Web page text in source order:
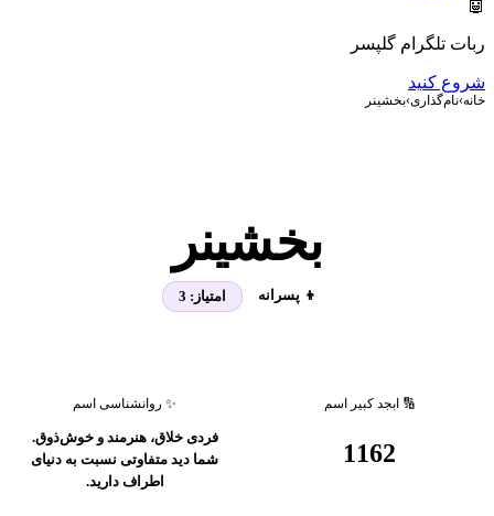
🤖
ربات تلگرام گلپسر
شروع کنید
خانه›نام‌گذاری›بخشینر
بخشینر
👦 پسرانه امتیاز: 3
🔢 ابجد کبیر اسم
1162
✨ روانشناسی اسم
فردی خلاق، هنرمند و خوش‌ذوق.
شما دید متفاوتی نسبت به دنیای
اطراف دارید.